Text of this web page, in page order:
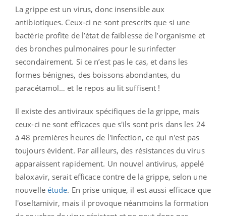
La grippe est un virus, donc insensible aux
antibiotiques. Ceux-ci ne sont prescrits que si une
bactérie profite de l’état de faiblesse de l’organisme et
des bronches pulmonaires pour le surinfecter
secondairement. Si ce n’est pas le cas, et dans les
formes bénignes, des boissons abondantes, du
paracétamol… et le repos au lit suffisent !
Il existe des antiviraux spécifiques de la grippe, mais
ceux-ci ne sont efficaces que s'ils sont pris dans les 24
à 48 premières heures de l'infection, ce qui n'est pas
toujours évident. Par ailleurs, des résistances du virus
apparaissent rapidement. Un nouvel antivirus, appelé
baloxavir, serait efficace contre de la grippe, selon une
nouvelle étude. En prise unique, il est aussi efficace que
l'oseltamivir, mais il provoque néanmoins la formation